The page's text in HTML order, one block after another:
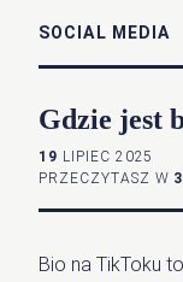
SOCIAL MEDIA
Gdzie jest
19 LIPIEC 2025
PRZECZYTASZ W 3
Bio na TikToku